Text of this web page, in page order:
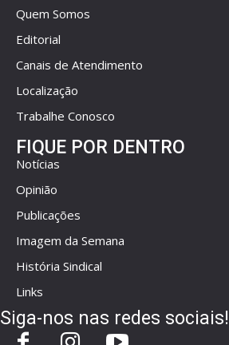
Quem Somos
Editorial
Canais de Atendimento
Localização
Trabalhe Conosco
FIQUE POR DENTRO
Notícias
Opinião
Publicações
Imagem da Semana
História Sindical
Links
Siga-nos nas redes sociais!